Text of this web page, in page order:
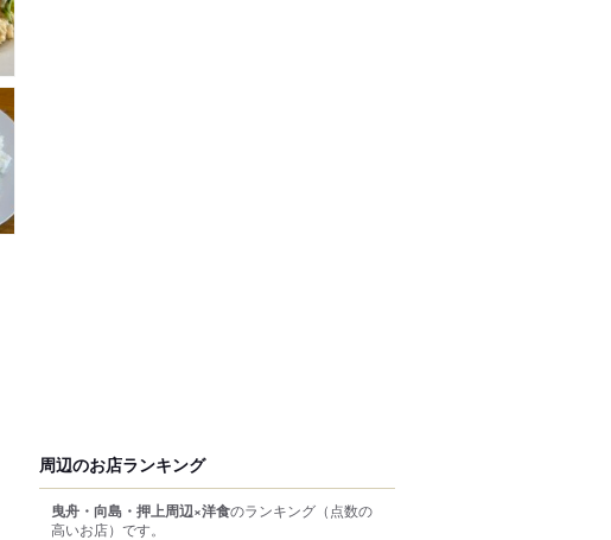
周辺のお店ランキング
曳舟・向島・押上周辺×洋食のランキング （点数の
高いお店） です。